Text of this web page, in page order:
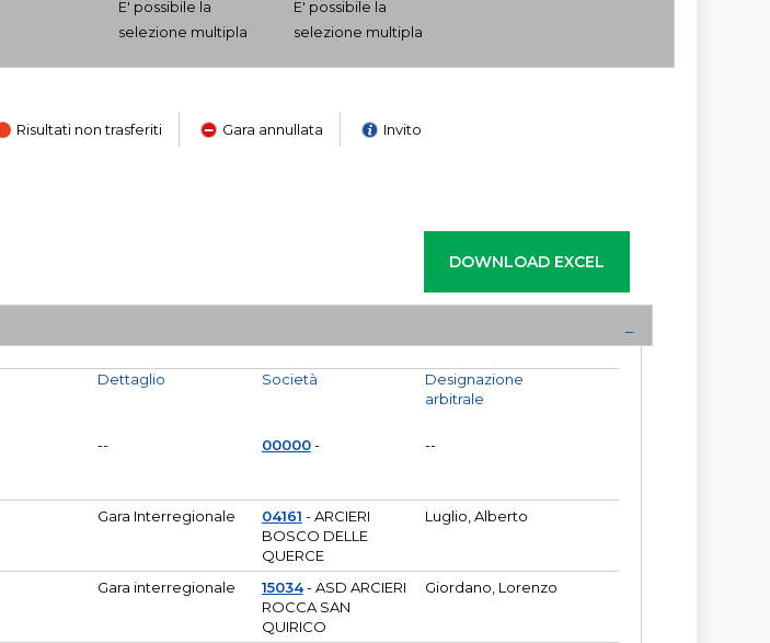
E' possibile la
selezione multipla
E' possibile la
selezione multipla
Risultati non trasferiti Gara annullata Invito
Dettaglio
--
Società
00000-
Designazione
arbitrale
--
Gara Interregionale 04161 - ARCIERI
BOSCO DELLE
QUERCE
Luglio, Alberto
Gara interregionale 15034- ASD ARCIERI
ROCCA SAN
QUIRICO
Giordano, Lorenzo